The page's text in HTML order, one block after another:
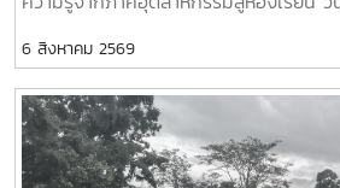
opportunity to experience and
traditions through active
also served as an important
and transmitting cultural heritage
to the next.The participation of
Apinun Suvarnaraksha also reflects
ประกอบอาชีพในอุตสาหกรรมอาหารและ
ผลิตภัณฑ์สัตว์น้ำบรรยากาศภายในกิจกรร
สนุกสนานและการมีส่วนร่วม นักศึกษาได้
แลกเปลี่ยนเรียนรู้ระหว่างเพื่อน อาจารย์
เสนอผลงานที่ได้จากการฝึกปฏิบัติ สะท้อน
เรียนรู้ที่เปลี่ยน “ห้องเรียน” ให้เป็น “พื้น
อย่างเป็นรูปธรรมกิจกรรมครั้งนี้เป็นอีก
on the Integrated Giant
จัดโครงการบรรยายพิเศษด้านการเพาะเลี้
"ธุรกิจกุ้งก้ามกรามครบวงจร" ณ ห้อง FT
องค์ความรู้และประสบการณ์จริงจากผู้เชี่ย
อุตสาหกรรมและผู้ประกอบการ ให้แก่นักศึก
สนใจการบรรยายครั้งนี้ได้รับเกียรติจาก
6 สิงหาคม 2569